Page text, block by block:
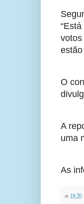
votos
O
A
uma
As
at 18:20